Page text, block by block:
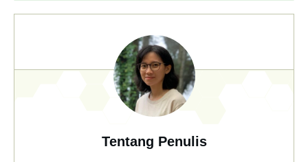
Tentang Penulis